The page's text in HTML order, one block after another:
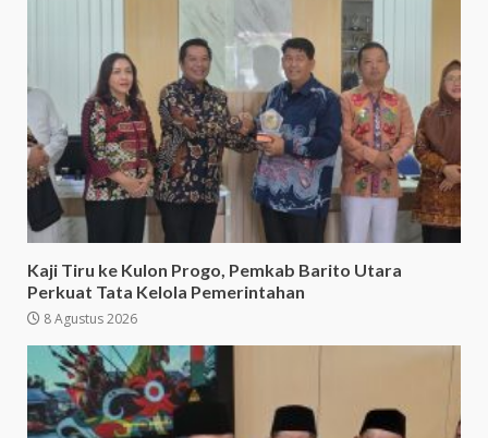
Kaji Tiru ke Kulon Progo, Pemkab Barito Utara
Perkuat Tata Kelola Pemerintahan
8 Agustus 2026